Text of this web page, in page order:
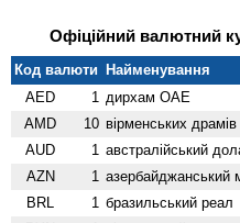
Офіційний валютний
Код валюти Найменування
AED
1 дирхам ОАЕ
AMD 10 вiрменських драмів
AUD 1 австралійський
AZN 1 азербайджанський
BRL 1 бразильський реал